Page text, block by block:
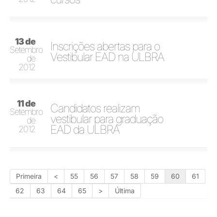
13 de
Setembro
de
2012
Inscrições abertas para o
Vestibular EAD na ULBRA
11 de
Setembro
de
2012
Candidatos realizam
vestibular para graduação
EAD da ULBRA
Primeira < 55 56 57 58 59 60
61
62
63 64 65 > Última